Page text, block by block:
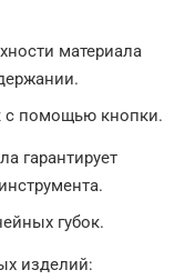
материала
с помощью кнопки.
гарантирует
губок.
изделий: